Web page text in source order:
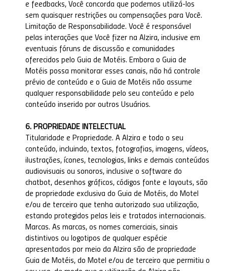
e feedbacks, Você concorda que podemos utilizá-los
sem quaisquer restrições ou compensações para Você.
Limitação de Responsabilidade. Você é responsável
pelas interações que Você fizer na Alzira, inclusive em
eventuais fóruns de discussão e comunidades
oferecidos pelo Guia de Motéis. Embora o Guia de
Motéis possa monitorar esses canais, não há controle
prévio de conteúdo e o Guia de Motéis não assume
qualquer responsabilidade pelo seu conteúdo e pelo
conteúdo inserido por outros Usuários.
6. PROPRIEDADE INTELECTUAL
Titularidade e Propriedade. A Alzira e todo o seu
conteúdo, incluindo, textos, fotografias, imagens, vídeos,
ilustrações, ícones, tecnologias, links e demais conteúdos
audiovisuais ou sonoros, inclusive o software do
chatbot, desenhos gráficos, códigos fonte e layouts, são
de propriedade exclusiva do Guia de Motéis, do Motel
e/ou de terceiro que tenha autorizado sua utilização,
estando protegidos pelas leis e tratados internacionais.
Marcas. As marcas, os nomes comerciais, sinais
distintivos ou logotipos de qualquer espécie
apresentados por meio da Alzira são de propriedade
Guia de Motéis, do Motel e/ou de terceiro que permitiu o